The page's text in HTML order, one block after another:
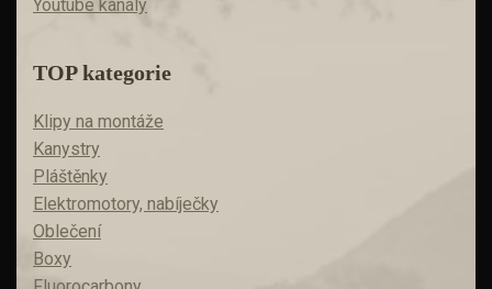
Youtube kanály
TOP kategorie
Klipy na montáže
Kanystry
Pláštěnky
Elektromotory, nabíječky
Oblečení
Boxy